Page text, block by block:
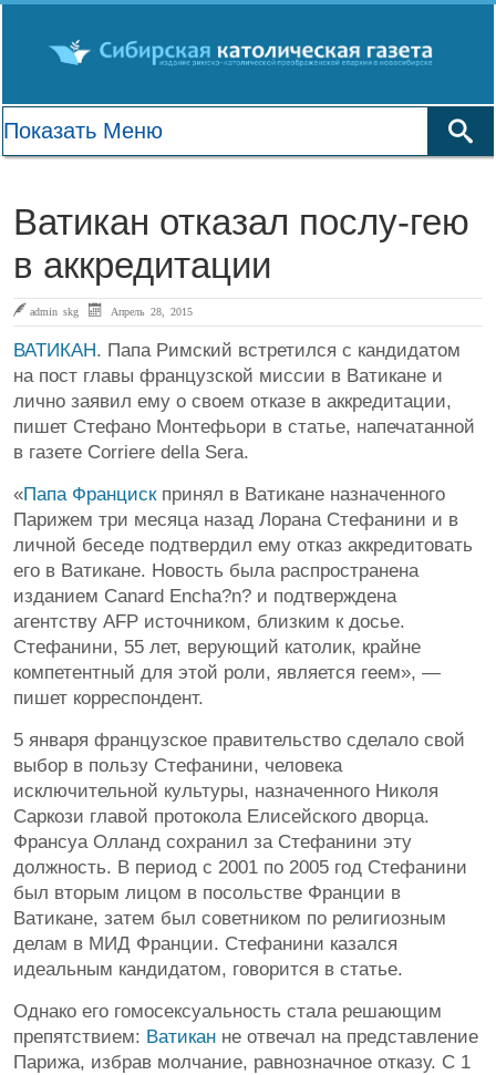
Ватикан отказал послу-гею
в аккредитации
admin skg Апрель 28, 2015
ВАТИКАН. Папа Римский встретился с кандидатом
на пост главы французской миссии в Ватикане и
лично заявил ему о своем отказе в аккредитации,
пишет Стефано Монтефьори в статье, напечатанной
в газете Corriere della Sera.
«Папа Францискпринял в Ватикане назначенного
Парижем три месяца назад Лорана Стефанини и в
личной беседе подтвердил ему отказ аккредитовать
его в Ватикане. Новость была распространена
изданием Canard Encha?n? и подтверждена
агентству AFP источником, близким к досье.
Стефанини, 55 лет, верующий католик, крайне
компетентный для этой роли, является геем», —
пишет корреспондент.
5 января французское правительство сделало свой
выбор в пользу Стефанини, человека
исключительной культуры, назначенного Николя
Саркози главой протокола Елисейского дворца.
Франсуа Олланд сохранил за Стефанини эту
должность. В период с 2001 по 2005 год Стефанини
был вторым лицом в посольстве Франции в
Ватикане, затем был советником по религиозным
делам в МИД Франции. Стефанини казался
идеальным кандидатом, говорится в статье.
Однако его гомосексуальность стала решающим
препятствием: Ватикан не отвечал на представление
Парижа, избрав молчание, равнозначное отказу. С 1